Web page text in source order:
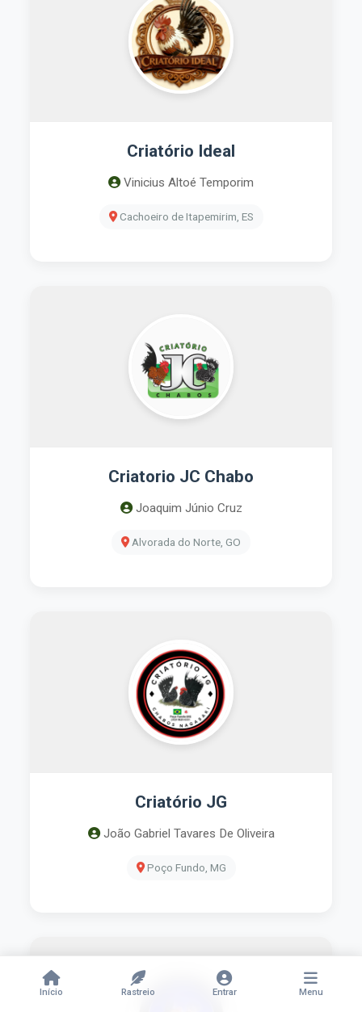
Criatório Ideal
Vinicius Altoé Temporim
Cachoeiro de Itapemirim, ES
Criatorio JC Chabo
Joaquim Júnio Cruz
Alvorada do Norte, GO
Criatório JG
João Gabriel Tavares De Oliveira
Poço Fundo, MG
Início Rastreio Entrar Menu